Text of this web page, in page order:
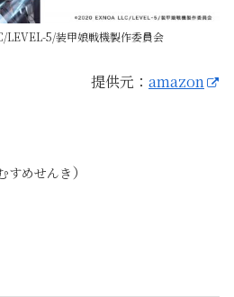
5/装甲娘戦機製作委員会
提供元： amazon
すめせんき）